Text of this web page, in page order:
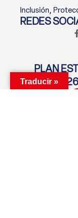
Inclusión,
REDES
PLAN
Traducir »